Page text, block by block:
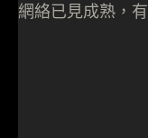
網絡已見成熟，